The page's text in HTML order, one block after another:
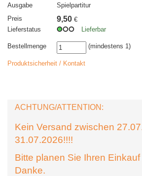
Ausgabe
Spielpartitur
Preis
9,50 €
Lieferstatus
Lieferbar
Bestellmenge (mindestens 1)
Produktsicherheit / Kontakt
ACHTUNG/ATTENTION:
Kein Versand zwischen
31.07.2026!!!!
Bitte planen Sie Ihren
Danke.